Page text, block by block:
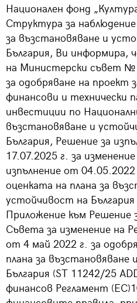
Национален фонд
Структура за
за възстановяване и
България, Ви информира,
на Министерски съвет
за одобряване на проект
финансови и технически
инвестиции по
възстановяване и
България, Решение за
17.07.2025 г. за
изпълнение от
оценката на плана за
устойчивост на
Приложение към Решение
Съвета за изменение на
от 4 май 2022 г. за
плана за
България (ST 11242/25
финансов Регламент